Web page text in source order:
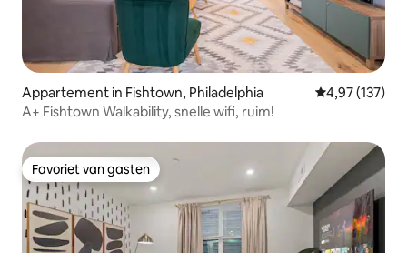
Appartement in Fishtown, Philadelphia Gemiddelde
4,97 (137)
A+ Fishtown Walkability, snelle wifi, ruim!
Favoriet van gasten
Favoriet van gasten